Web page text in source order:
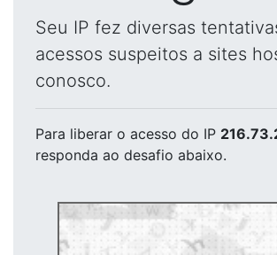
Seu IP fez diversas
acessos suspeitos a sites
conosco.
Para liberar o acesso do IP
responda ao desafio abaixo.